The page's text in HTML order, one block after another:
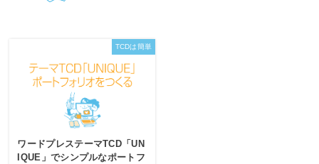
TCDは簡単
ワードプレステーマTCD「UN
IQUE」でシンプルなポートフ